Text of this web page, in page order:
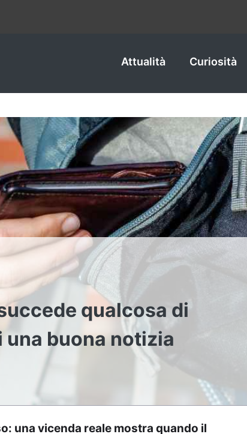
Attualità Curiosità
qualcosa di
buona notizia
una vicenda reale mostra quando il